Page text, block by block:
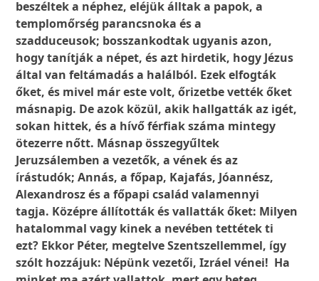
beszéltek a néphez, eléjük álltak a papok, a
templomőrség parancsnoka és a
szadduceusok; bosszankodtak ugyanis azon,
hogy tanítják a népet, és azt hirdetik, hogy Jézus
által van feltámadás a halálból. Ezek elfogták
őket, és mivel már este volt, őrizetbe vették őket
másnapig. De azok közül, akik hallgatták az igét,
sokan hittek, és a hívő férfiak száma mintegy
ötezerre nőtt. Másnap összegyűltek
Jeruzsálemben a vezetők, a vének és az
írástudók; Annás, a főpap, Kajafás, Jóannész,
Alexandrosz és a főpapi család valamennyi
tagja. Középre állították és vallatták őket: Milyen
hatalommal vagy kinek a nevében tettétek ti
ezt? Ekkor Péter, megtelve Szentszellemmel, így
szólt hozzájuk: Népünk vezetői, Izráel vénei! Ha